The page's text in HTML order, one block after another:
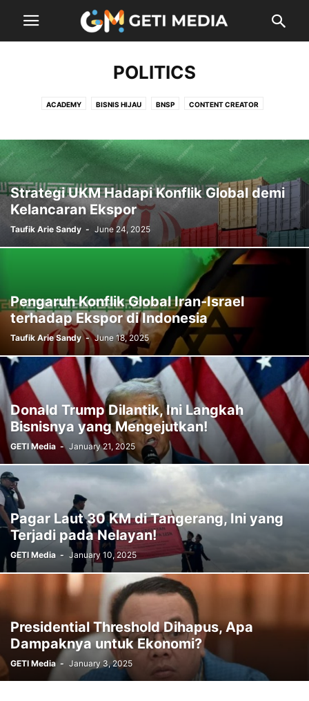
POLITICS
ACADEMY BISNIS HIJAU BNSP CONTENT CREATOR
INDUSTRI KEBIJAKAN LIFE LOGISTIK MUSIC POLITICS
PROGRAM SYARIAH TECH USAHA MIKRO
Strategi UKM Hadapi Konflik Global demi
Kelancaran Ekspor
Taufik Arie Sandy - June 24, 2025
Pengaruh Konflik Global Iran-Israel
terhadap Ekspor di Indonesia
Taufik Arie Sandy - June 18, 2025
Donald Trump Dilantik, Ini Langkah
Bisnisnya yang Mengejutkan!
GETI Media - January 21, 2025
Pagar Laut 30 KM di Tangerang, Ini yang
Terjadi pada Nelayan!
GETI Media - January 10, 2025
Presidential Threshold Dihapus, Apa
Dampaknya untuk Ekonomi?
GETI Media - January 3, 2025